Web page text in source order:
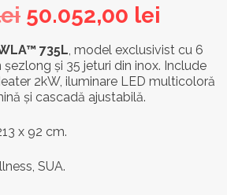
Prețul
inițial
a
fost:
62.565,00 lei.
50.052,00 lei
este:
735L , model exclusivist cu 6
și 35 jeturi din inox. Include
2kW, iluminare LED multicoloră
și cascadă ajustabilă.
x 92 cm.
SUA.